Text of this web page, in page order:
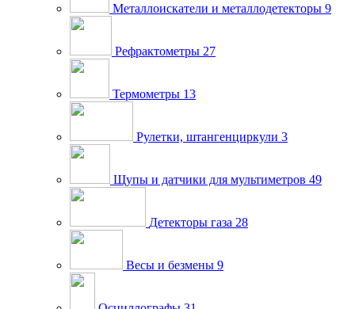
Металлоискатели и металлодетекторы 9
Рефрактометры 27
Термометры 13
Рулетки, штангенциркули 3
Щупы и датчики для мультиметров 49
Детекторы газа 28
Весы и безмены 9